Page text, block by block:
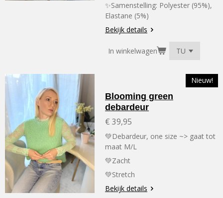
✨Samenstelling: Polyester (95%),
Elastane (5%)
Bekijk details
In winkelwagen
Nieuw!
Blooming green
debardeur
€ 39,95
💚Debardeur, one size ~> gaat tot
maat M/L
💚Zacht
💚Stretch
Bekijk details